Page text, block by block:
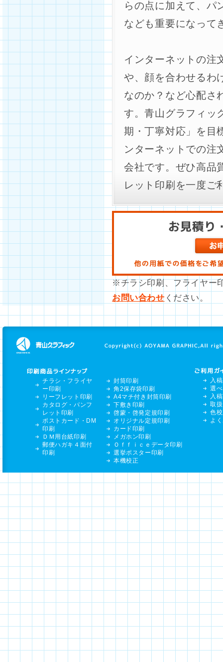
らの点に加えて、パ
なども重要になって
インターネットの注
や、顔を合わせるわ
なのか？など心配さ
す。青山グラフィッ
期・丁寧対応」を目
ンターネットでの注
会社です。ぜひ高品
レット印刷を一度ご
※チラシ印刷、フライヤー
お問い合わせ ください。
チラシ・フライヤ
ー印刷
リーフレット印刷
カタログ・パンフ
レット印刷
ポストカード・DM
印刷
ＤＭ用台紙印刷
郵便ハガキ４面付
印刷
封筒印刷
角2保存袋印刷
A4マチ付き封筒印刷
下敷き印刷
啓蒙・啓発定規印刷
オリジナル定規印刷
カード印刷
メガホン印刷
Ｏｆｆｉｃｅデータ印刷
選挙ポスター印刷
本機校正
入
選
入
取
色
よ